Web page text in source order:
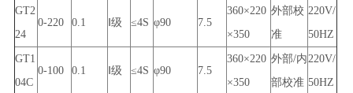
GT2
24
0-220 0.1 Ⅰ级 ≤4S φ90 7.5
360×220
×350
外部校
准
220V/
50HZ
GT1
04C
0-100 0.1 Ⅰ级 ≤4S φ90 7.5
360×220
×350
外部/内
部校准
220V/
50HZ